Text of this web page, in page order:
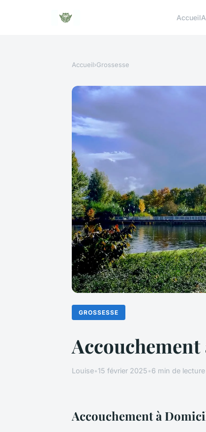
Accueil
Accueil›Grossesse
GROSSESSE
Accouchement
Louise•15 février 2025•6 min de lecture
Accouchement à